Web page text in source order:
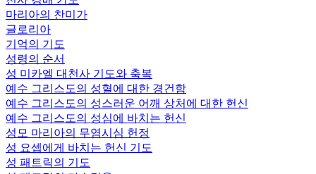
마리아의 찬미가
글로리아
기억의 기도
성령의 순서
성 미카엘 대천사 기도와 축복
예수 그리스도의 성혈에 대한 경건함
예수 그리스도의 성스러운 어깨 상처에 대한 헌신
예수 그리스도의 성심에 바치는 헌신
성모 마리아의 무염시심 헌정
성 요셉에게 바치는 헌신 기도
성 패트릭의 기도